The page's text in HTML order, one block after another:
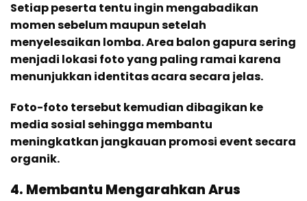
Setiap peserta tentu ingin mengabadikan
momen sebelum maupun setelah
menyelesaikan lomba. Area balon gapura sering
menjadi lokasi foto yang paling ramai karena
menunjukkan identitas acara secara jelas.
Foto-foto tersebut kemudian dibagikan ke
media sosial sehingga membantu
meningkatkan jangkauan promosi event secara
organik.
4. Membantu Mengarahkan Arus